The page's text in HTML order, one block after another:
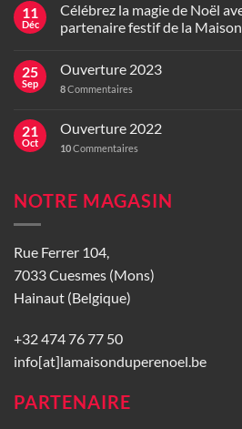
11
Déc
Célébrez la magie de Noël
partenaire festif de la
25
Sep
Ouverture 2023
8Commentaires
21
Oct
Ouverture 2022
10Commentaires
NOTRE MAGASIN
Rue Ferrer 104,
7033 Cuesmes (Mons)
Hainaut (Belgique)
+32 474 76 77 50
info[at]lamaisonduperenoel.be
PARTENAIRE